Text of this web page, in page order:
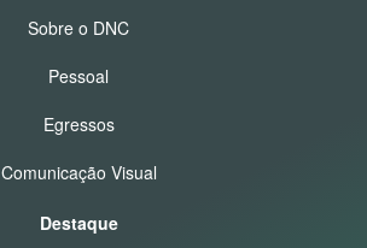
Sobre o DNC
Pessoal
Egressos
Comunicação Visual
Destaque